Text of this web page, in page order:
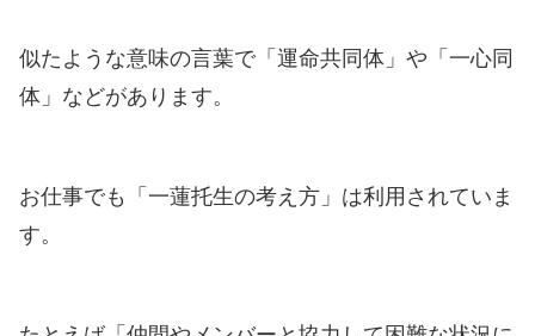
似たような意味の言葉で「運命共同体」や「一心同
体」などがあります。
お仕事でも「一蓮托生の考え方」は利用されていま
す。